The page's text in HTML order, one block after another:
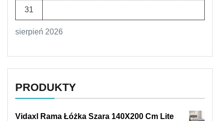
sierpień 2026
31
PRODUKTY
Vidaxl Rama Łóżka Szara 140X200 Cm Lite